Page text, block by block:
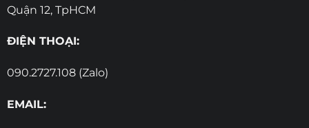
Quận 12, TpHCM
ĐIỆN THOẠI:
090.2727.108 (Zalo)
EMAIL: